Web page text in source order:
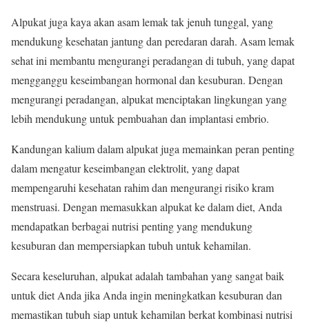
Alpukat juga kaya akan asam lemak tak jenuh tunggal, yang
mendukung kesehatan jantung dan peredaran darah. Asam lemak
sehat ini membantu mengurangi peradangan di tubuh, yang dapat
mengganggu keseimbangan hormonal dan kesuburan. Dengan
mengurangi peradangan, alpukat menciptakan lingkungan yang
lebih mendukung untuk pembuahan dan implantasi embrio.
Kandungan kalium dalam alpukat juga memainkan peran penting
dalam mengatur keseimbangan elektrolit, yang dapat
mempengaruhi kesehatan rahim dan mengurangi risiko kram
menstruasi. Dengan memasukkan alpukat ke dalam diet, Anda
mendapatkan berbagai nutrisi penting yang mendukung
kesuburan dan mempersiapkan tubuh untuk kehamilan.
Secara keseluruhan, alpukat adalah tambahan yang sangat baik
untuk diet Anda jika Anda ingin meningkatkan kesuburan dan
memastikan tubuh siap untuk kehamilan berkat kombinasi nutrisi